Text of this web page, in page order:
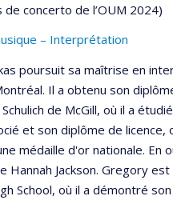
concerto de l’OUM 2024)
– Interprétation
poursuit sa maîtrise en
Il a obtenu son
de McGill, où il a
et son diplôme de
médaille d'or nationale. En
Hannah Jackson. Gregory
School, où il a démontré